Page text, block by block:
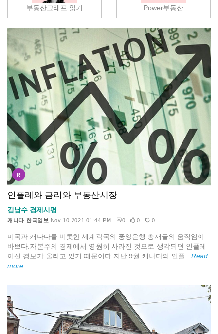
부동산그래프 읽기 Power부동산
R
인플레와 금리와 부동산시장
김남수 경제시평
캐나다 한국일보 Nov 10 2021 01:44 PM 0 0 0
미국과 캐나다를 비롯한 세계각국의 중앙은행 총재들의 움직임이
바쁘다.자본주의 경제에서 영원히 사라진 것으로 생각되던 인플레
이션 경보가 울리고 있기 때문이다.지난 9월 캐나다의 인플... Read
more...